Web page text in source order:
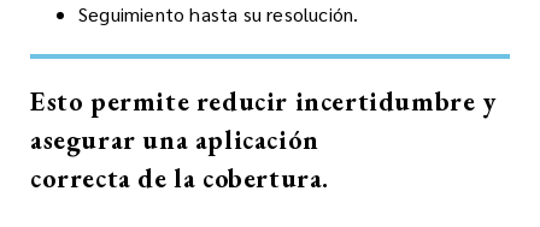
Seguimiento hasta su resolución.
Esto permite reducir incertidumbre y
asegurar una aplicación
correcta de la cobertura.